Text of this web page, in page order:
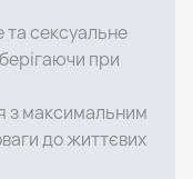
сексуальне
при
з максимальним
до життєвих